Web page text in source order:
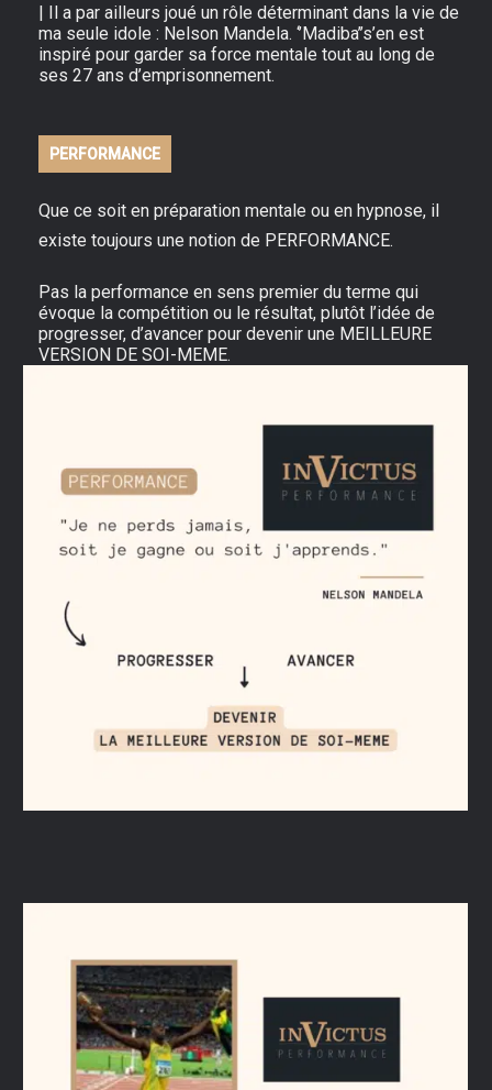
| Il a par ailleurs joué un rôle déterminant dans la vie de
ma seule idole : Nelson Mandela. ‘’Madiba’’s’en est
inspiré pour garder sa force mentale tout au long de
ses 27 ans d’emprisonnement.
PERFORMANCE
Que ce soit en préparation mentale ou en hypnose, il
existe toujours une notion de PERFORMANCE.
Pas la performance en sens premier du terme qui
évoque la compétition ou le résultat, plutôt l’idée de
progresser, d’avancer pour devenir une MEILLEURE
VERSION DE SOI-MEME.